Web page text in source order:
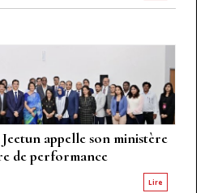
appelle son ministère
de performance
Lire